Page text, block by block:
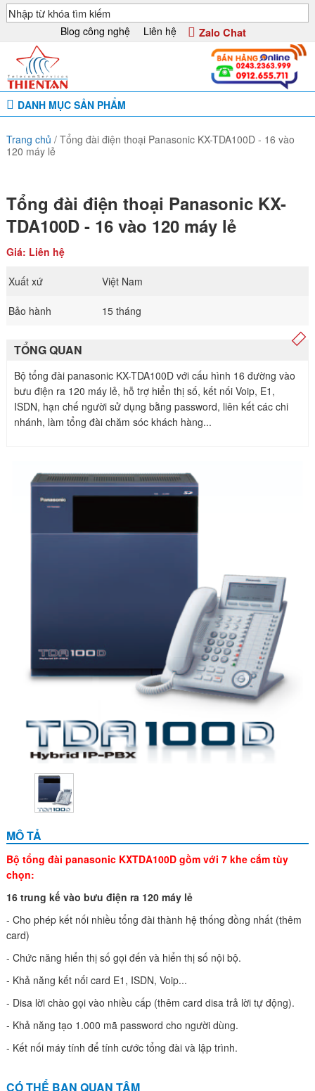
Blog công nghệ Liên hệ Zalo Chat
DANH MỤC SẢN PHẨM
Trang chủ / Tổng đài điện thoại Panasonic KX-TDA100D - 16 vào
120 máy lẻ
Tổng đài điện thoại Panasonic KX-
TDA100D - 16 vào 120 máy lẻ
Giá: Liên hệ
Xuất xứ Việt Nam
Bảo hành 15 tháng
TỔNG QUAN
Bộ tổng đài panasonic KX-TDA100D với cấu hình 16 đường vào
bưu điện ra 120 máy lẻ, hỗ trợ hiển thị số, kết nối Voip, E1,
ISDN, hạn chế người sử dụng bằng password, liên kết các chi
nhánh, làm tổng đài chăm sóc khách hàng...
MÔ TẢ
Bộ tổng đài panasonic KXTDA100D gồm với 7 khe cắm tùy
chọn:
16 trung kế vào bưu điện ra 120 máy lẻ
- Cho phép kết nối nhiều tổng đài thành hệ thống đồng nhất (thêm
card)
- Chức năng hiển thị số gọi đến và hiển thị số nội bộ.
- Khả năng kết nối card E1, ISDN, Voip...
- Disa lời chào gọi vào nhiều cấp (thêm card disa trả lời tự động).
- Khả năng tạo 1.000 mã password cho người dùng.
- Kết nối máy tính để tính cước tổng đài và lập trình.
CÓ THỂ BẠN QUAN TÂM